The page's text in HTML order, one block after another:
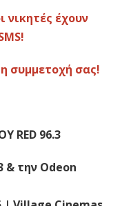
νικητές έχουν
συμμετοχή σας!
RED 96.3
& την Odeon